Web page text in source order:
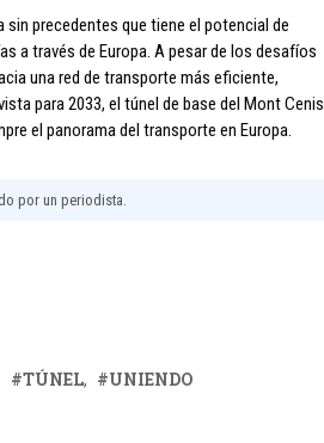
precedentes que tiene el potencial de
a través de Europa. A pesar de los desafíos
una red de transporte más eficiente,
para 2033, el túnel de base del Mont Cenis
el panorama del transporte en Europa.
por un periodista.
TÚNEL UNIENDO